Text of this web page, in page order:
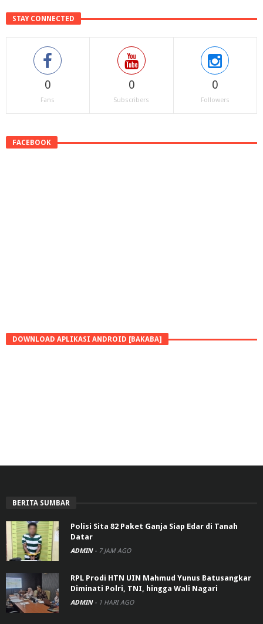
STAY CONNECTED
0
Fans
0
Subscribers
0
Followers
FACEBOOK
DOWNLOAD APLIKASI ANDROID [BAKABA]
BERITA SUMBAR
Polisi Sita 82 Paket Ganja Siap Edar di Tanah
Datar
ADMIN - 7 JAM AGO
RPL Prodi HTN UIN Mahmud Yunus Batusangkar
Diminati Polri, TNI, hingga Wali Nagari
ADMIN - 1 HARI AGO